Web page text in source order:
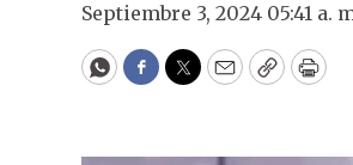
Septiembre 3, 2024 05:41 a.
WhatsApp
Facebook
Twitter
EmailCopyPrint